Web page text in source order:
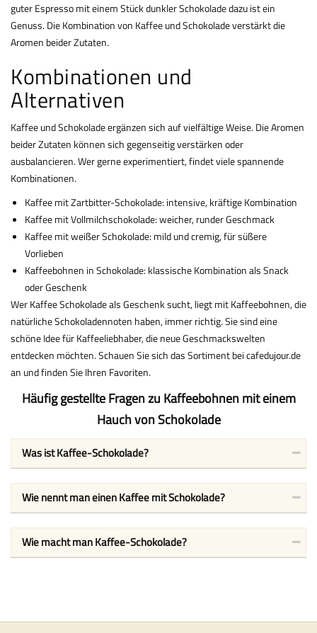
guter Espresso mit einem Stück dunkler Schokolade dazu ist ein
Genuss. Die Kombination von Kaffee und Schokolade verstärkt die
Aromen beider Zutaten.
Kombinationen und
Alternativen
Kaffee und Schokolade ergänzen sich auf vielfältige Weise. Die Aromen
beider Zutaten können sich gegenseitig verstärken oder
ausbalancieren. Wer gerne experimentiert, findet viele spannende
Kombinationen.
Kaffee mit Zartbitter-Schokolade: intensive, kräftige Kombination
Kaffee mit Vollmilchschokolade: weicher, runder Geschmack
Kaffee mit weißer Schokolade: mild und cremig, für süßere
Vorlieben
Kaffeebohnen in Schokolade: klassische Kombination als Snack
oder Geschenk
Wer Kaffee Schokolade als Geschenk sucht, liegt mit Kaffeebohnen, die
natürliche Schokoladennoten haben, immer richtig. Sie sind eine
schöne Idee für Kaffeeliebhaber, die neue Geschmackswelten
entdecken möchten. Schauen Sie sich das Sortiment bei cafedujour.de
an und finden Sie Ihren Favoriten.
Häufig gestellte Fragen zu Kaffeebohnen mit einem
Hauch von Schokolade
Was ist Kaffee-Schokolade?
Wie nennt man einen Kaffee mit Schokolade?
Wie macht man Kaffee-Schokolade?